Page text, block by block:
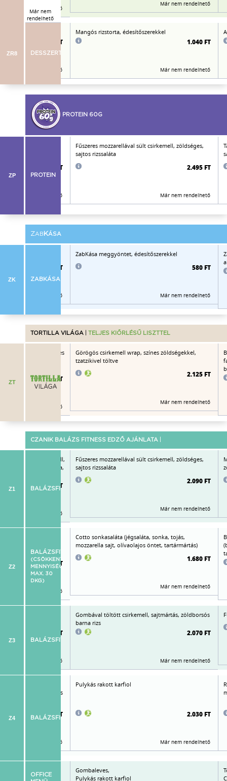
Már nem
rendelhető
Már nem rendelhető
Már nem rendelhető
ZR8 DESSZERT
975 FT
Már nem rendelhető
Mangós rizstorta, édesítőszerekkel
1.040 FT
Már nem rendelhető
PROTEIN 60G
ZP PROTEIN
2.515 FT
Már nem rendelhető
Fűszeres mozzarellával sült csirkemell, zöldséges,
sajtos rizssaláta
2.495 FT
Már nem rendelhető
ZAB KÁSA
ZK ZABKÁSA
575 FT
Már nem rendelhető
ZabKása meggyöntet, édesítőszerekkel
580 FT
Már nem rendelhető
TORTILLA VILÁGA TELJES KIŐRLÉSŰ LISZTTEL
ZT
enchilada (fűszeres
2.390 FT
Már nem rendelhető
Görögös csirkemell wrap, színes zöldségekkel,
tzatzikivel töltve
2.125 FT
Már nem rendelhető
CZANIK BALÁZS FITNESS EDZŐ AJÁNLATA
Z1 BALÁZSFITNESS
sült csirkemell,
sárgarépakarika,
2.125 FT
Már nem rendelhető
Fűszeres mozzarellával sült csirkemell, zöldséges,
sajtos rizssaláta
2.090 FT
Már nem rendelhető
Z2
BALÁZSFIT
(CSÖKKENTETT
MENNYISÉG:
MAX. 30
DKG)
1.760 FT
Már nem rendelhető
Cotto sonkasaláta (jégsaláta, sonka, tojás,
mozzarella sajt, olívaolajos öntet, tartármártás)
1.680 FT
Már nem rendelhető
Z3 BALÁZSFITNESS
2.015 FT
Már nem rendelhető
Gombával töltött csirkemell, sajtmártás, zöldborsós
barna rizs
2.070 FT
Már nem rendelhető
Z4 BALÁZSFITNESS
sütve, fűszervajas
2.090 FT
Már nem rendelhető
Pulykás rakott karfiol
2.030 FT
Már nem rendelhető
OFFICE
kiflikarikával,
Gombaleves,
Pulykás rakott karfiol